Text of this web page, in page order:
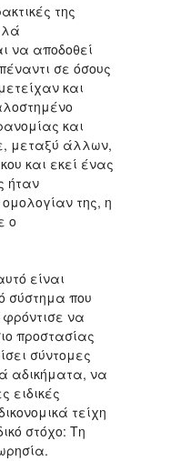
της
να αποδοθεί
σε όσους
και
και
μεταξύ άλλων,
και εκεί ένας
ήταν
της, η
ο
είναι
σύστημα που
να
προστασίας
σύντομες
αδικήματα, να
ειδικές
τείχη
στόχο: Τη